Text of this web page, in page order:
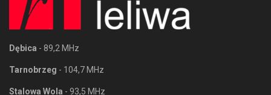
Dębica - 89,2 MHz
Tarnobrzeg - 104,7 MHz
Stalowa Wola - 93,5 MHz